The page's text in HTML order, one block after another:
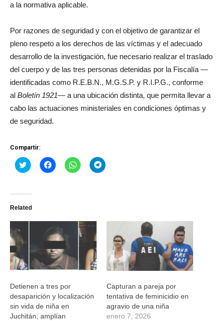
a la normativa aplicable.
Por razones de seguridad y con el objetivo de garantizar el
pleno respeto a los derechos de las víctimas y el adecuado
desarrollo de la investigación, fue necesario realizar el traslado
del cuerpo y de las tres personas detenidas por la Fiscalía —
identificadas como R.E.B.N., M.G.S.P. y R.I.P.G., conforme
al Boletín 1921— a una ubicación distinta, que permita llevar a
cabo las actuaciones ministeriales en condiciones óptimas y
de seguridad.
Compartir:
Haz
clic
Twitter
abre
una
ventana
Haz
clic
una
ventana
nueva)
Haz
clic
una
ventana
nueva)
Haz
clic
una
nueva)
Related
Detienen a tres por
desaparición y localización
sin vida de niña en
Juchitán; amplían
Capturan a pareja por
tentativa de feminicidio en
agravio de una niña
enero 7, 2026